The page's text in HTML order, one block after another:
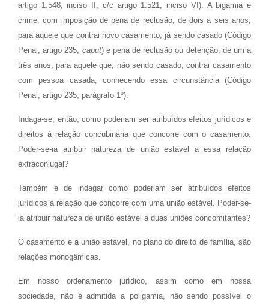
artigo 1.548, inciso II, c/c artigo 1.521, inciso VI). A bigamia é
crime, com imposição de pena de reclusão, de dois a seis anos,
para aquele que contrai novo casamento, já sendo casado (Código
Penal, artigo 235, caput) e pena de reclusão ou detenção, de um a
três anos, para aquele que, não sendo casado, contrai casamento
com pessoa casada, conhecendo essa circunstância (Código
Penal, artigo 235, parágrafo 1º).
Indaga-se, então, como poderiam ser atribuídos efeitos jurídicos e
direitos à relação concubinária que concorre com o casamento.
Poder-se-ia atribuir natureza de união estável a essa relação
extraconjugal?
Também é de indagar como poderiam ser atribuídos efeitos
jurídicos à relação que concorre com uma união estável. Poder-se-
ia atribuir natureza de união estável a duas uniões concomitantes?
O casamento e a união estável, no plano do direito de família, são
relações monogâmicas.
Em nosso ordenamento jurídico, assim como em nossa
sociedade, não é admitida a poligamia, não sendo possível o